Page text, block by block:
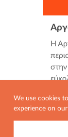
We use cookies
experience on
Η
στην